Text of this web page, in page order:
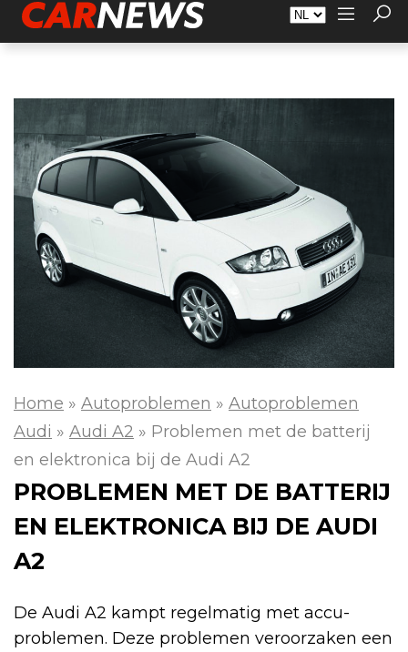
Adverteren Over Carnews.nl Contact
Home » Autoproblemen » Autoproblemen
Audi » Audi A2 » Problemen met de batterij
en elektronica bij de Audi A2
PROBLEMEN MET DE BATTERIJ
EN ELEKTRONICA BIJ DE AUDI
A2
De Audi A2 kampt regelmatig met accu-
problemen. Deze problemen veroorzaken een